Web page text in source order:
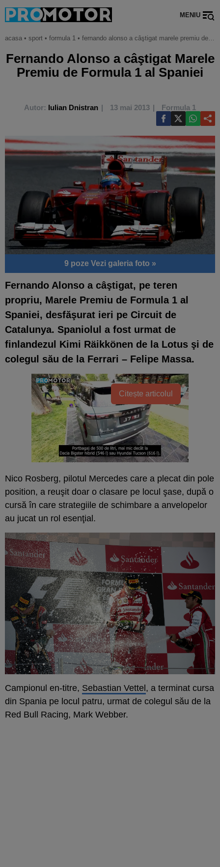
MENIU
acasa • sport • formula 1 • fernando alonso a câştigat marele premiu de formula 1 al spaniei
Fernando Alonso a câştigat Marele
Premiu de Formula 1 al Spaniei
Autor: Iulian Dnistran 13 mai 2013 Formula 1
9 poze Vezi galeria foto »
Fernando Alonso a câştigat, pe teren
propriu, Marele Premiu de Formula 1 al
Spaniei, desfăşurat ieri pe Circuit de
Catalunya. Spaniolul a fost urmat de
finlandezul Kimi Räikkönen de la Lotus şi de
colegul său de la Ferrari – Felipe Massa.
Citește articolul
Nico Rosberg, pilotul Mercedes care a plecat din pole
position, a reuşit doar o clasare pe locul şase, după o
cursă în care strategiile de schimbare a anvelopelor
au jucat un rol esenţial.
Campionul en-titre, Sebastian Vettel , a terminat cursa
din Spania pe locul patru, urmat de colegul său de la
Red Bull Racing, Mark Webber.